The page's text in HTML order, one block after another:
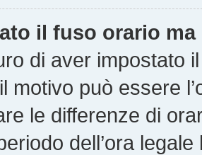
il fuso orario ma
di aver impostato
motivo può essere
le differenze di
dell’ora